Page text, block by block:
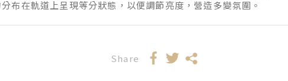
布在軌道上呈現等分狀態，以便調節亮度，營造多變氛圍。
Share